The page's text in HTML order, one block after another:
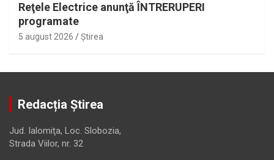
Reţele Electrice anunţă ÎNTRERUPERI
programate
5 august 2026 Ştirea
Redacția Știrea
Jud. Ialomiţa, Loc. Slobozia,
Strada Viilor, nr. 32